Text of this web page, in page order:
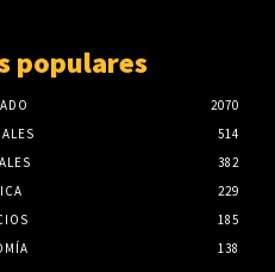
populares
2070
514
382
229
185
138